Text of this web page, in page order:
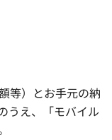
等）とお手元の納
うえ、「モバイル